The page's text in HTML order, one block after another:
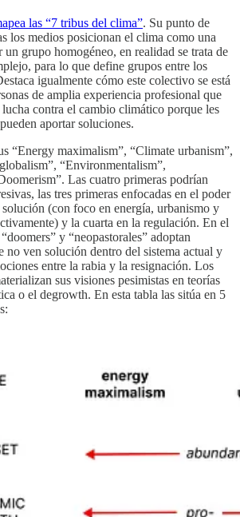
las “7 tribus del clima”. Su punto de
los medios posicionan el clima como una
un grupo homogéneo, en realidad se trata de
para lo que define grupos entre los
igualmente cómo este colectivo se está
de amplia experiencia profesional que
contra el cambio climático porque les
aportar soluciones.
“Energy maximalism”, “Climate urbanism”,
“Environmentalism”,
Las cuatro primeras podrían
las tres primeras enfocadas en el poder
(con foco en energía, urbanismo y
y la cuarta en la regulación. En el
y “neopastorales” adoptan
no ven solución dentro del sistema actual y
entre la rabia y la resignación. Los
sus visiones pesimistas en teorías
o el degrowth. En esta tabla las sitúa en 5